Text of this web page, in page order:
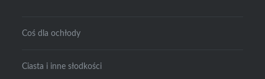
Coś dla ochłody
Ciasta i inne słodkości